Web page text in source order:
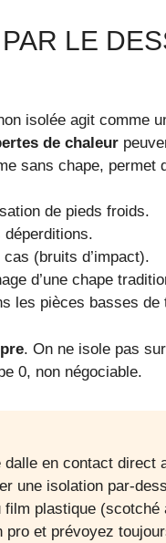
LE
isolée agit comme
de chaleur
sans chape, permet
de pieds froids.
(bruits d’impact).
d’une chape
les pièces basses de
. On ne isole pas
0, non négociable.
en contact direct
une isolation par-
plastique (scotché
pro et prévoyez